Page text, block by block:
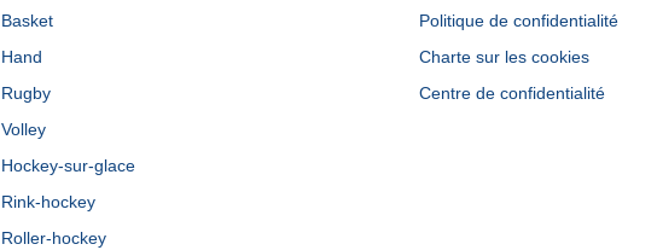
Basket
Hand
Rugby
Volley
Hockey-sur-glace
Rink-hockey
Roller-hockey
Politique de confidentialité
Charte sur les cookies
Centre de confidentialité